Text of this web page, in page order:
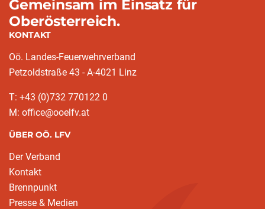
Gemeinsam im Einsatz für
Oberösterreich.
KONTAKT
Oö. Landes-Feuerwehrverband
Petzoldstraße 43 - A-4021 Linz
T: +43 (0)732 770122 0
M: office@ooelfv.at
ÜBER OÖ. LFV
Der Verband
Kontakt
Brennpunkt
Presse & Medien